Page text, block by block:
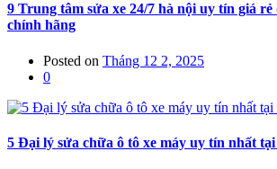
9 Trung tâm sửa xe 24/7 hà nội uy tín giá
chính hãng
Posted on Tháng 12 2, 2025
0
5 Đại lý sửa chữa ô tô xe máy uy tín nhất